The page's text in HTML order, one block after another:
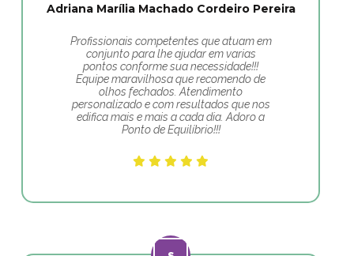
Adriana Marília Machado Cordeiro Pereira
Profissionais competentes que atuam em
conjunto para lhe ajudar em varias
pontos conforme sua necessidade!!!
Equipe maravilhosa que recomendo de
olhos fechados. Atendimento
personalizado e com resultados que nos
edifica mais e mais a cada dia. Adoro a
Ponto de Equilíbrio!!!